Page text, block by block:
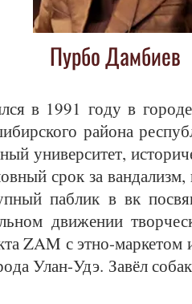
Пурбо Дамбиев
в 1991 го­ду в
рай­о­на
уни­вер­си­тет,
срок за
паб­лик в вк
дви­же­нии
ZAM с эт­но-мар­ке­том
Улан-Удэ. За­вёл